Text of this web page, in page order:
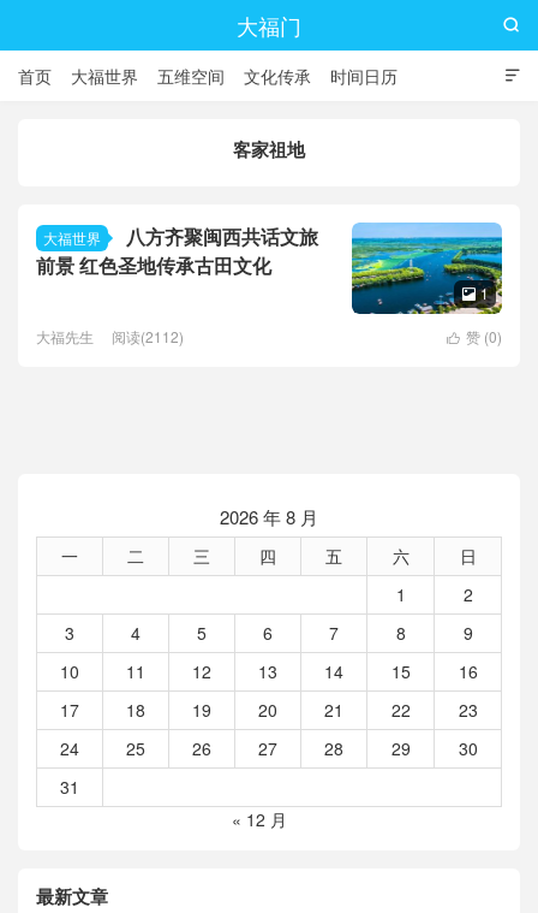
大福门

首页 大福世界 五维空间 文化传承 时间日历

客家祖地
大福世界
八方齐聚闽西共话文旅
前景 红色圣地传承古田文化
 1
 赞 (0)
大福先生 阅读(2112)
2026 年 8 月
一 二 三 四 五 六
日
1
2
3
4 5 6 7 8
9
10
11 12 13 14 15
16
17
18 19 20 21 22
23
24
25 26 27 28 29
30
31
« 12 月
最新文章